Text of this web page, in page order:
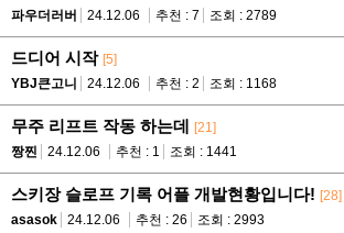
파우더러버
24.12.06 추천 : 7 조회 : 2789
드디어 시작 [5]
YBJ큰고니
24.12.06 추천 : 2 조회 : 1168
무주 리프트 작동 하는데 [21]
짱찐
24.12.06 추천 : 1 조회 : 1441
스키장 슬로프 기록 어플 개발현황입니다! [28]
asasok
24.12.06 추천 : 26 조회 : 2993